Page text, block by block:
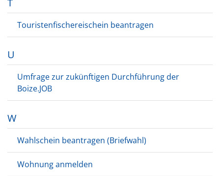
T
Touristenfischereischein beantragen
U
Umfrage zur zukünftigen Durchführung der
Boize.JOB
W
Wahlschein beantragen (Briefwahl)
Wohnung anmelden